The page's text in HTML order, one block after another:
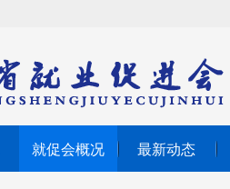
就促会概况 最新动态